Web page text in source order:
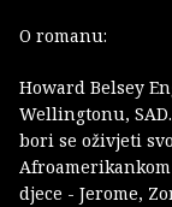
O romanu:
Howard Belsey
Wellingtonu,
bori se oživjeti
djece - Jerome,